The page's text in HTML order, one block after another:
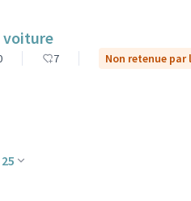
voiture
7 Non retenue
25